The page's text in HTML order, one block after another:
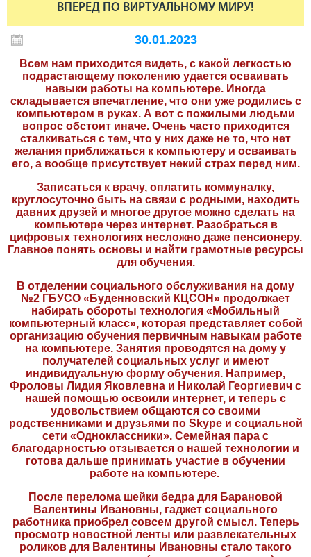
ВПЕРЕД ПО ВИРТУАЛЬНОМУ МИРУ!
30.01.2023
Всем нам приходится видеть, с какой легкостью
подрастающему поколению удается осваивать
навыки работы на компьютере. Иногда
складывается впечатление, что они уже родились с
компьютером в руках. А вот с пожилыми людьми
вопрос обстоит иначе. Очень часто приходится
сталкиваться с тем, что у них даже не то, что нет
желания приближаться к компьютеру и осваивать
его, а вообще присутствует некий страх перед ним.
Записаться к врачу, оплатить коммуналку,
круглосуточно быть на связи с родными, находить
давних друзей и многое другое можно сделать на
компьютере через интернет. Разобраться в
цифровых технологиях несложно даже пенсионеру.
Главное понять основы и найти грамотные ресурсы
для обучения.
В отделении социального обслуживания на дому
№2 ГБУСО «Буденновский КЦСОН» продолжает
набирать обороты технология «Мобильный
компьютерный класс», которая представляет собой
организацию обучения первичным навыкам работе
на компьютере. Занятия проводятся на дому у
получателей социальных услуг и имеют
индивидуальную форму обучения. Например,
Фроловы Лидия Яковлевна и Николай Георгиевич с
нашей помощью освоили интернет, и теперь с
удовольствием общаются со своими
родственниками и друзьями по Skype и социальной
сети «Одноклассники». Семейная пара с
благодарностью отзывается о нашей технологии и
готова дальше принимать участие в обучении
работе на компьютере.
После перелома шейки бедра для Барановой
Валентины Ивановны, гаджет социального
работника приобрел совсем другой смысл. Теперь
просмотр новостной ленты или развлекательных
роликов для Валентины Ивановны стало такого